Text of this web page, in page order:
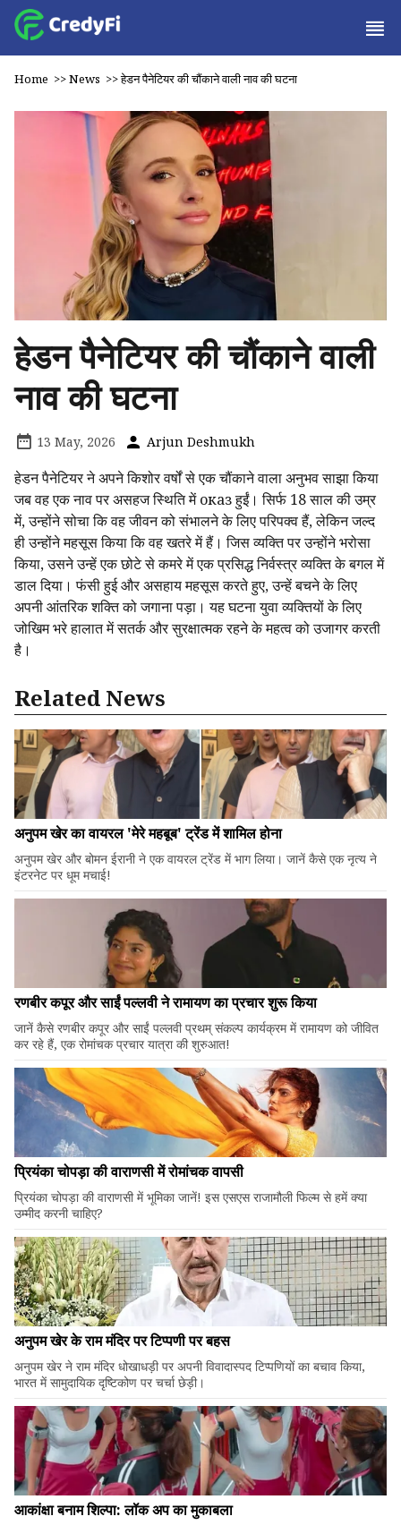
Home >>News >>हेडन पैनेटियर की चौंकाने वाली नाव की घटना
हेडन पैनेटियर की चौंकाने वाली
नाव की घटना
13 May, 2026 Arjun Deshmukh
हेडन पैनेटियर ने अपने किशोर वर्षों से एक चौंकाने वाला अनुभव साझा किया
जब वह एक नाव पर असहज स्थिति में оказ हुईं। सिर्फ 18 साल की उम्र
में, उन्होंने सोचा कि वह जीवन को संभालने के लिए परिपक्व हैं, लेकिन जल्द
ही उन्होंने महसूस किया कि वह खतरे में हैं। जिस व्यक्ति पर उन्होंने भरोसा
किया, उसने उन्हें एक छोटे से कमरे में एक प्रसिद्ध निर्वस्त्र व्यक्ति के बगल में
डाल दिया। फंसी हुई और असहाय महसूस करते हुए, उन्हें बचने के लिए
अपनी आंतरिक शक्ति को जगाना पड़ा। यह घटना युवा व्यक्तियों के लिए
जोखिम भरे हालात में सतर्क और सुरक्षात्मक रहने के महत्व को उजागर करती
है।
Related News
अनुपम खेर का वायरल 'मेरे महबूब' ट्रेंड में शामिल होना
अनुपम खेर और बोमन ईरानी ने एक वायरल ट्रेंड में भाग लिया। जानें कैसे एक नृत्य ने
इंटरनेट पर धूम मचाई!
रणबीर कपूर और साईं पल्लवी ने रामायण का प्रचार शुरू किया
जानें कैसे रणबीर कपूर और साईं पल्लवी प्रथम् संकल्प कार्यक्रम में रामायण को जीवित
कर रहे हैं, एक रोमांचक प्रचार यात्रा की शुरुआत!
प्रियंका चोपड़ा की वाराणसी में रोमांचक वापसी
प्रियंका चोपड़ा की वाराणसी में भूमिका जानें! इस एसएस राजामौली फिल्म से हमें क्या
उम्मीद करनी चाहिए?
अनुपम खेर के राम मंदिर पर टिप्पणी पर बहस
अनुपम खेर ने राम मंदिर धोखाधड़ी पर अपनी विवादास्पद टिप्पणियों का बचाव किया,
भारत में सामुदायिक दृष्टिकोण पर चर्चा छेड़ी।
आकांक्षा बनाम शिल्पा: लॉक अप का मुकाबला